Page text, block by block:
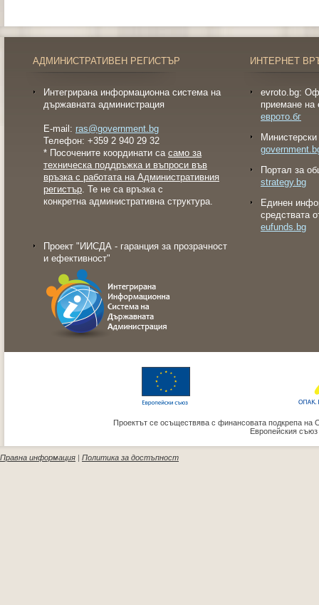
АДМИНИСТРАТИВЕН РЕГИСТЪР
Интегрирана информационна система на
държавната администрация
E-mail: ras@government.bg
Телефон: +359 2 940 29 32
* Посочените координати са само за
техническа поддръжка и въпроси във
връзка с работата на Административния
регистър. Те не са връзка с
конкретна административна структура.
Проект "ИИСДА - гаранция за прозрачност
и ефективност"
ИНТЕРНЕТ
evroto.bg:
приемане на
еврото.бг
Портал за
strategy.bg
Eдинен
средствата
eufunds.bg
Проектът се осъществява с финансовата подкрепа на
Европейския
Правна информация | Политика за достъпност